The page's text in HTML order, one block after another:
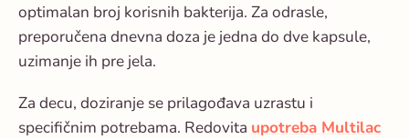
optimalan broj korisnih bakterija. Za odrasle,
preporučena dnevna doza je jedna do dve kapsule,
uzimanje ih pre jela.
Za decu, doziranje se prilagođava uzrastu i
specifičnim potrebama. Redovita upotreba Multilac